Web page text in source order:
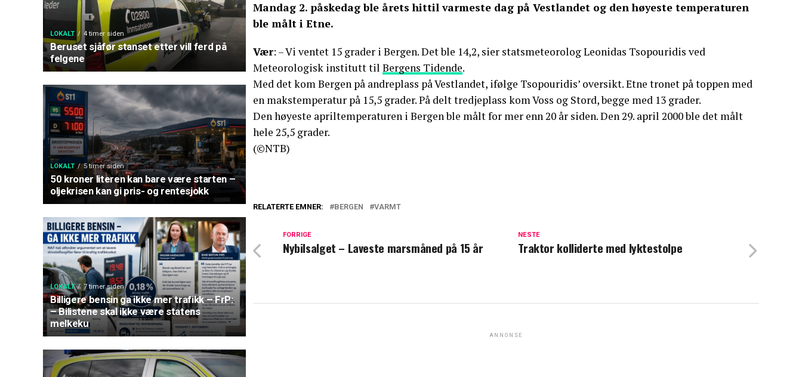
LOKALT 4 timer siden
Beruset sjåfør stanset etter vill ferd på
felgene
LOKALT 5 timer siden
50 kroner literen kan bare være starten –
oljekrisen kan gi pris- og rentesjokk
LOKALT 7 timer siden
Billigere bensin ga ikke mer trafikk – FrP:
– Bilistene skal ikke være statens
melkeku
Mandag 2. påskedag ble årets hittil varmeste dag på Vestlandet og den høyeste temperaturen
ble målt i Etne.
Vær: – Vi ventet 15 grader i Bergen. Det ble 14,2, sier statsmeteorolog Leonidas Tsopouridis ved
Meteorologisk institutt til Bergens Tidende.
Med det kom Bergen på andreplass på Vestlandet, ifølge Tsopouridis’ oversikt. Etne tronet på toppen med
en maks­temperatur på 15,5 grader. På delt tredjeplass kom Voss og Stord, begge med 13 grader.
Den høyeste apriltemperaturen i Bergen ble målt for mer enn 20 år siden. Den 29. april 2000 ble det målt
hele 25,5 grader.
(©NTB)
RELATERTE EMNER: BERGEN VARMT
NESTE
Traktor kolliderte med lyktestolpe
FORRIGE
Nybilsalget – Laveste marsmåned på 15 år
ANNONSE